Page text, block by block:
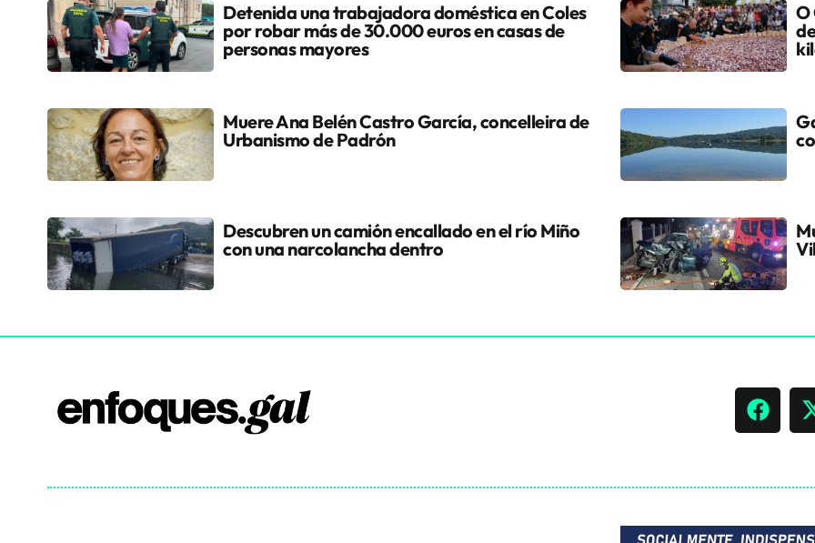
Detenida una trabajadora doméstica en Coles
por robar más de 30.000 euros en casas de
personas mayores
O
Muere Ana Belén Castro García, concelleira de
Urbanismo de Padrón
Descubren un camión encallado en el río Miño
con una narcolancha dentro